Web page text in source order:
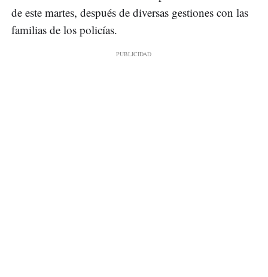
de este martes, después de diversas gestiones con las
familias de los policías.